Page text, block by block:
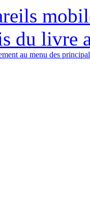
du livre
au menu des